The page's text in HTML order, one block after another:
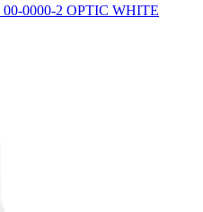
0000-2 OPTIC WHITE